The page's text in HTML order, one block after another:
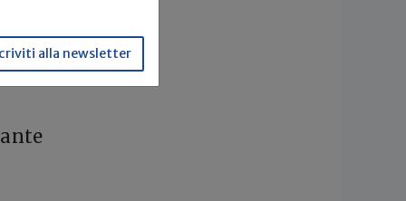
alla newsletter